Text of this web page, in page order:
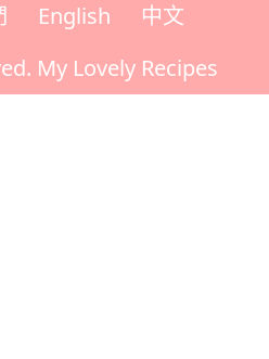
English
中文
My Lovely Recipes